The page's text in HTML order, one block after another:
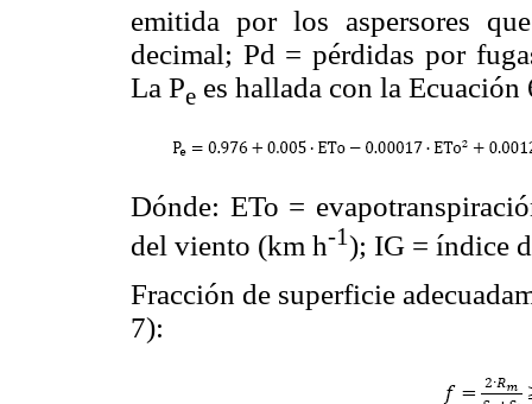
emitida por los aspersores
decimal; Pd = pérdidas por
La Pe es hallada con la Ecuación
Dónde: ETo =
del viento (km h-1); IG = índice
Fracción de superficie
7):